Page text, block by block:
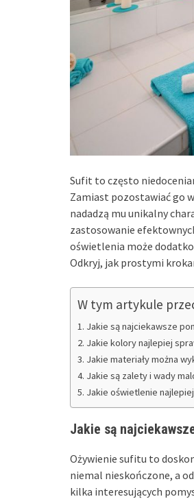
Sufit to często
Zamiast pozostawiać go
nadadzą mu unikalny
zastosowanie
oświetlenia może
Odkryj, jak prostymi
W tym artykule
Jakie są najciekawsze
Jakie kolory najlepiej
Jakie materiały można
Jakie są zalety i wady
Jakie oświetlenie
Jakie są
Ożywienie sufitu to
niemal nieskończone, a
kilka interesujących